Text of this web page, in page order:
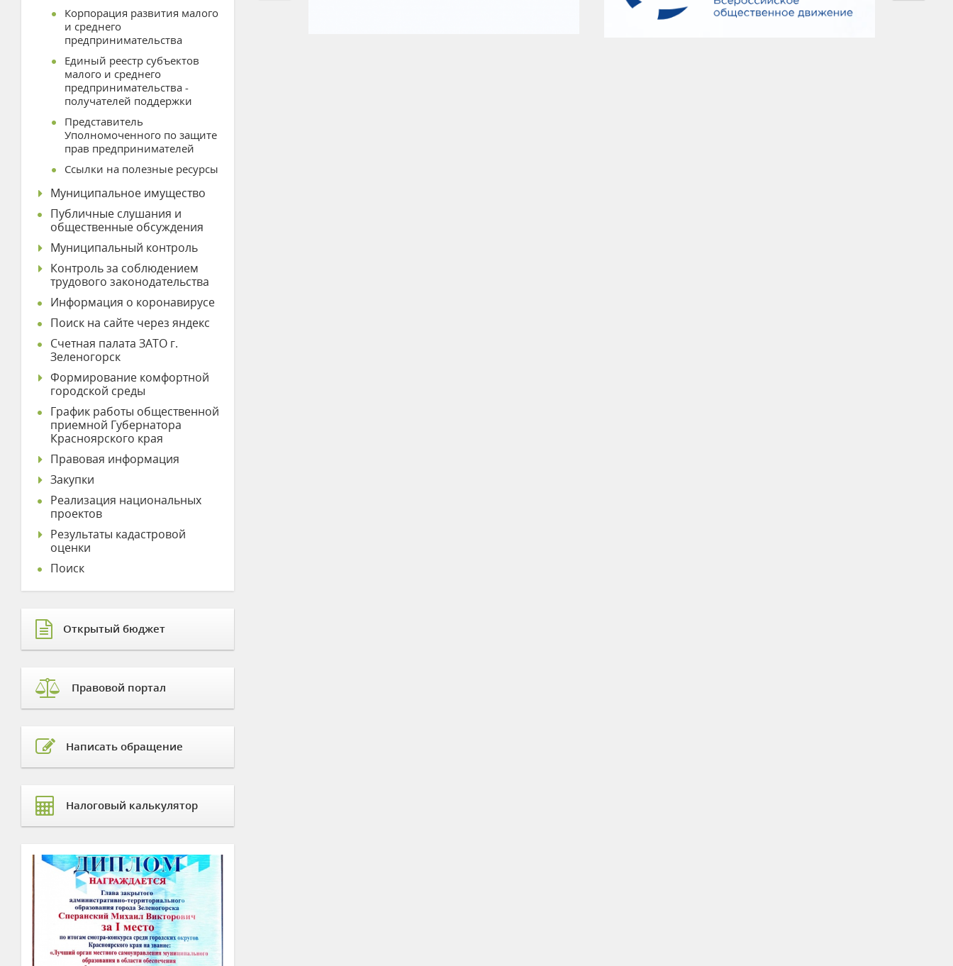
Корпорация развития малого
и среднего
предпринимательства
Единый реестр субъектов
малого и среднего
предпринимательства -
получателей поддержки
Представитель
Уполномоченного по защите
прав предпринимателей
Ссылки на полезные ресурсы
Муниципальное имущество
Публичные слушания и
общественные обсуждения
Муниципальный контроль
Контроль за соблюдением
трудового законодательства
Информация о коронавирусе
Поиск на сайте через яндекс
Счетная палата ЗАТО г.
Зеленогорск
Формирование комфортной
городской среды
График работы общественной
приемной Губернатора
Красноярского края
Правовая информация
Закупки
Реализация национальных
проектов
Результаты кадастровой
оценки
Поиск
Открытый бюджет
Правовой портал
Написать обращение
Налоговый калькулятор